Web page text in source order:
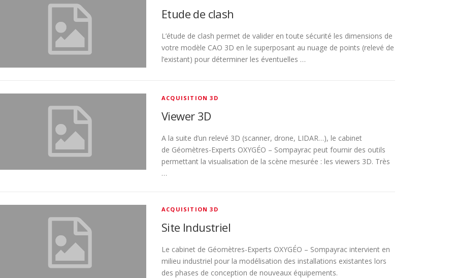
Etude de clash
L’étude de clash permet de valider en toute sécurité les dimensions de
votre modèle CAO 3D en le superposant au nuage de points (relevé de
l’existant) pour déterminer les éventuelles …
ACQUISITION 3D
Viewer 3D
A la suite d’un relevé 3D (scanner, drone, LIDAR…), le cabinet
de Géomètres-Experts OXYGÉO – Sompayrac peut fournir des outils
permettant la visualisation de la scène mesurée : les viewers 3D. Très
…
ACQUISITION 3D
Site Industriel
Le cabinet de Géomètres-Experts OXYGÉO – Sompayrac intervient en
milieu industriel pour la modélisation des installations existantes lors
des phases de conception de nouveaux équipements.